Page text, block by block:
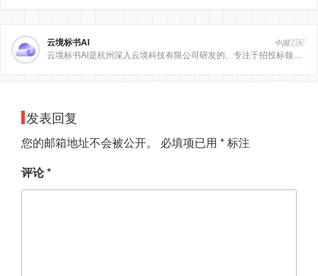
云境标书AI 中国🇨🇳
发表回复
您的邮箱地址不会被公开。 必填项已用 *标注
评论*